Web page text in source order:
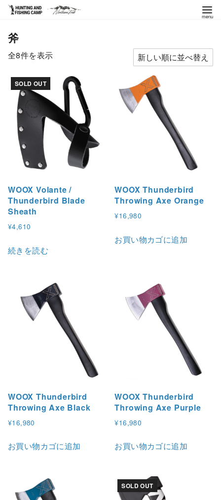
斧
全8件を表示新
SOLD OUT
WOOX Volante /
Thunderbird Blade
Sheath
¥4,610
続きを読む
WOOX Thunderbird
Throwing Axe Orange
¥16,980
お買い物カゴに追加
WOOX Thunderbird
Throwing Axe Black
¥16,980
お買い物カゴに追加
WOOX Thunderbird
Throwing Axe Purple
¥16,980
お買い物カゴに追加
SOLD OUT